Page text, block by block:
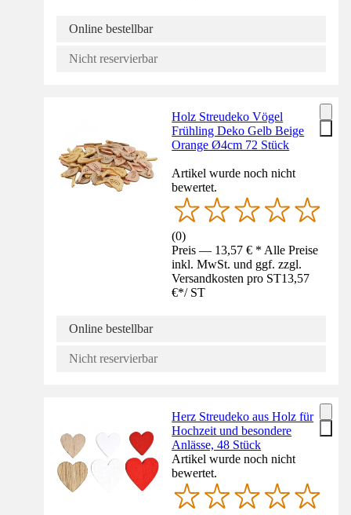
Online bestellbar
Nicht reservierbar
Holz Streudeko Vögel
Frühling Deko Gelb Beige
Orange Ø4cm 72 Stück
Artikel wurde noch nicht
bewertet.
(0)
Preis — 13,57 € * Alle Preise
inkl. MwSt. und ggf. zzgl.
Versandkosten pro ST13,57
€*/ ST
Online bestellbar
Nicht reservierbar
Herz Streudeko aus Holz für
Hochzeit und besondere
Anlässe, 48 Stück
Artikel wurde noch nicht
bewertet.